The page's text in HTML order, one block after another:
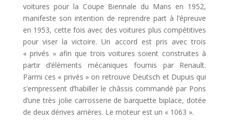
voitures pour la Coupe Biennale du Mans en 1952,
manifeste son intention de reprendre part à l’épreuve
en 1953, cette fois avec des voitures plus compétitives
pour viser la victoire. Un accord est pris avec trois
« privés » afin que trois voitures soient construites à
partir d’éléments mécaniques fournis par Renault.
Parmi ces « privés » on retrouve Deutsch et Dupuis qui
s’empressent d’habiller le châssis commandé par Pons
d’une très jolie carrosserie de barquette biplace, dotée
de deux dérives arrières. Le moteur est un « 1063 ».